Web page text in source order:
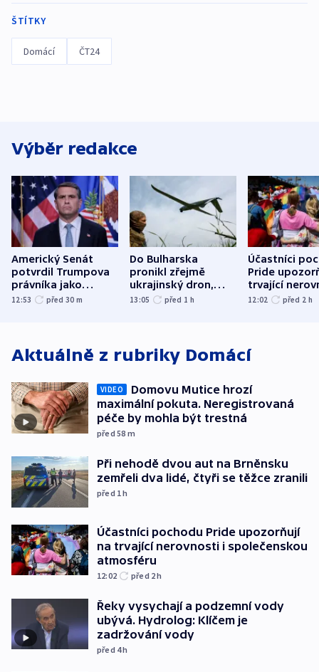
ŠTÍTKY
Domácí ČT24
Výběr redakce
Americký Senát
potvrdil Trumpova
právníka jako
ministra
12:53 před 30 m
Do Bulharska
pronikl zřejmě
ukrajinský dron,
explodoval kilometr
13:05 před 1 h
Účastníci
Pride
trvající
12:02 před 2 h
Aktuálně z rubriky Domácí
VIDEO
Domovu Mutice hrozí
maximální pokuta. Neregistrovaná
péče by mohla být trestná
před 58 m
Při nehodě dvou aut na Brněnsku
zemřeli dva lidé, čtyři se těžce zranili
před 1h
Účastníci pochodu Pride upozorňují
na trvající nerovnosti i společenskou
atmosféru
12:02 před 2h
Řeky vysychají a podzemní vody
ubývá. Hydrolog: Klíčem je
zadržování vody
před 4h